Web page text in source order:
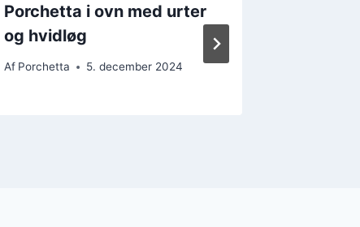
Porchetta i ovn med urter
og hvidløg
Af Porchetta 5. december 2024